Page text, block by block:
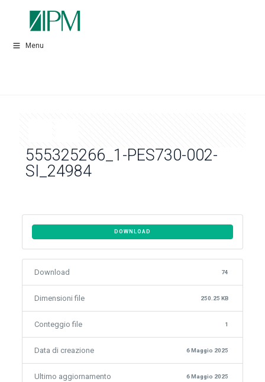
Menu
555325266_1-PES730-002-
SI_24984
DOWNLOAD
Download 74
Dimensioni file 250.25 KB
Conteggio file 1
Data di creazione 6 Maggio 2025
Ultimo aggiornamento 6 Maggio 2025